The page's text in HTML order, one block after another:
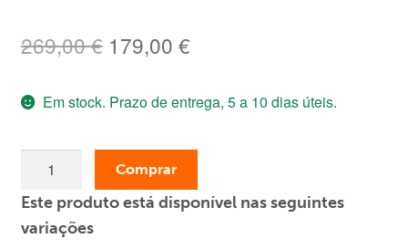
269,00€ O
original
era:
269,00 €.
179,00 €O
atual
é:
Em stock. Prazo de entrega, 5 a 10 dias úteis.
Sommier
Home
Comprar
Este produto está disponível nas seguintes
variações